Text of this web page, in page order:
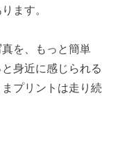
ます。
を、もっと簡単
身近に感じられる
プリントは走り続